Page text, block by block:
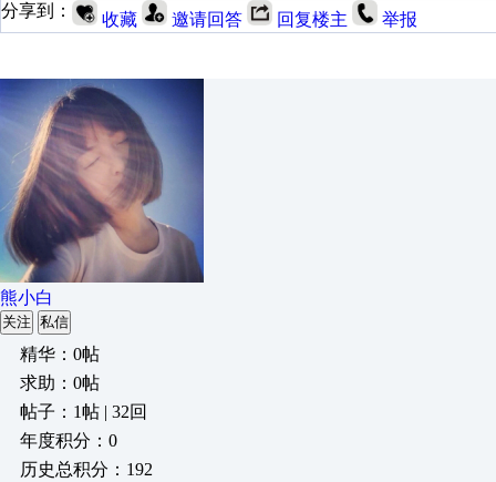
分享到：
收藏 邀请回答 回复楼主 举报
熊小白
关注 私信
精华：0帖
求助：0帖
帖子：1帖 | 32回
年度积分：0
历史总积分：192